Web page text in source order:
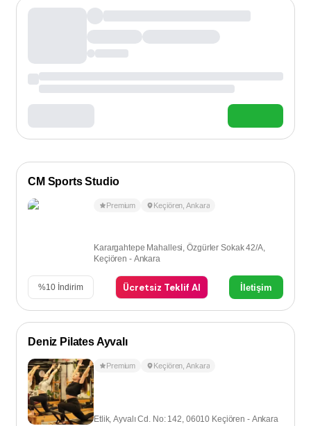
CM Sports Studio
Premium Keçiören ,Ankara
Karargahtepe Mahallesi, Özgürler Sokak 42/A,
Keçiören - Ankara
%10 İndirim Ücretsiz Teklif Al İletişim
Deniz Pilates Ayvalı
Premium Keçiören ,Ankara
Etlik, Ayvalı Cd. No: 142, 06010 Keçiören - Ankara